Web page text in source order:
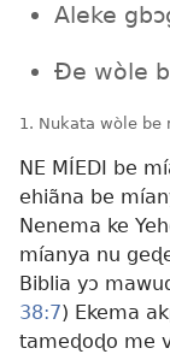
Aleke
Ðe wòle
1. Nukata wòle be
NE MÍEDI be
ehiãna be
Nenema ke
míanya nu
Biblia yɔ
38:7) Ekema
tameɖoɖo me